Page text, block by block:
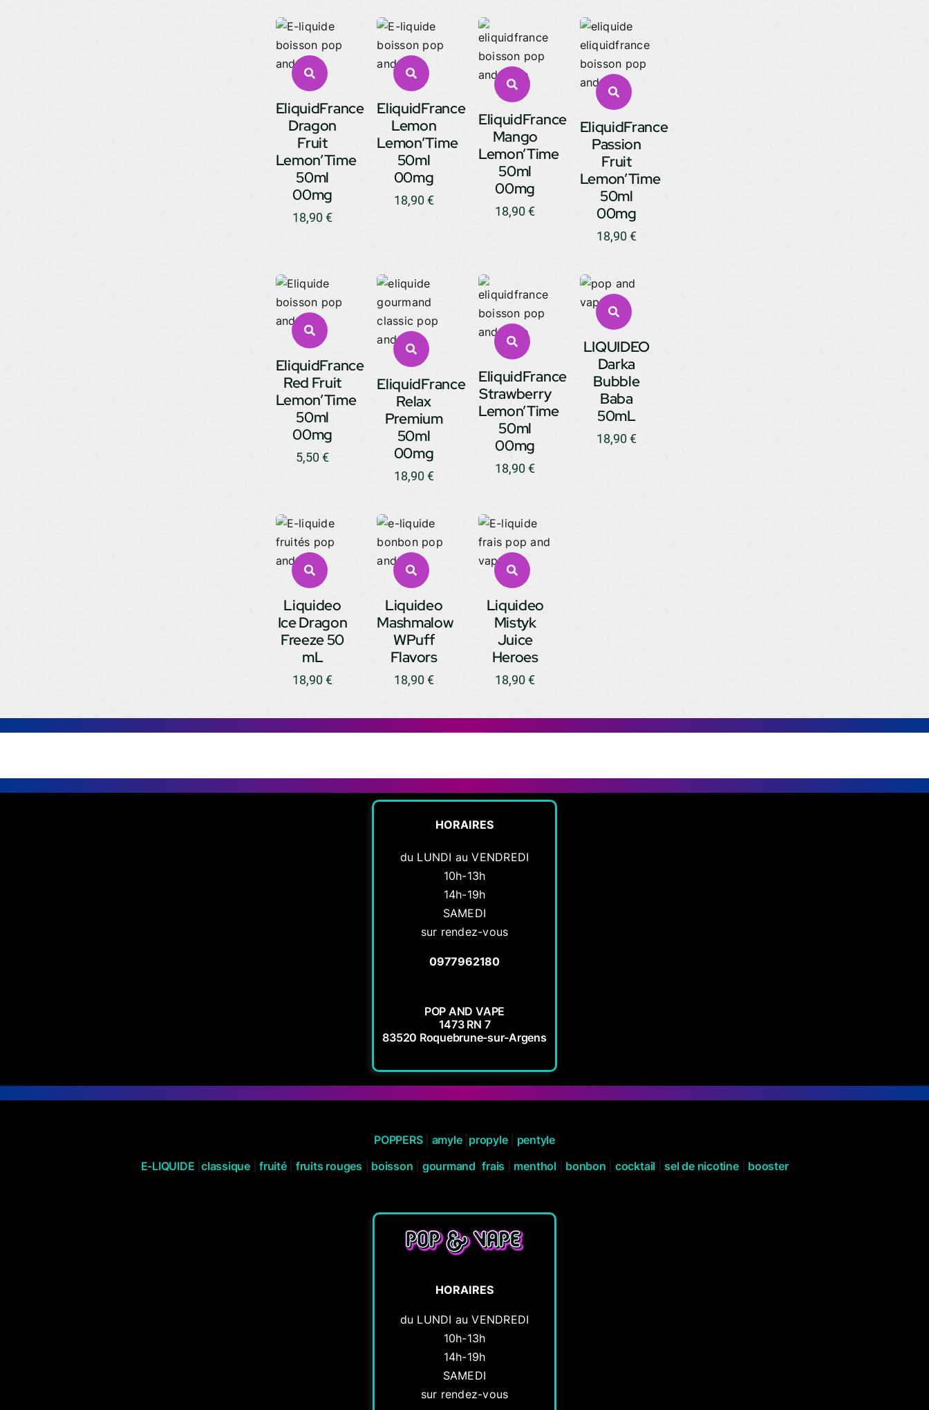
EliquidFrance
Dragon
Fruit
Lemon’Time
50ml
00mg
18,90€
EliquidFrance
Lemon
Lemon’Time
50ml
00mg
18,90 €
EliquidFrance
Mango
Lemon’Time
50ml
00mg
18,90€
EliquidFrance
Passion
Fruit
Lemon’Time
50ml
00mg
18,90 €
EliquidFrance
Red Fruit
Lemon’Time
50ml
00mg
5,50€
EliquidFrance
Relax
Premium
50ml
00mg
18,90 €
EliquidFrance
Strawberry
Lemon’Time
50ml
00mg
18,90€
LIQUIDEO
Darka
Bubble
Baba
50mL
18,90 €
Liquideo
Ice Dragon
Freeze 50
mL
18,90€
Liquideo
Mashmalow
WPuff
Flavors
18,90€
Liquideo
Mistyk
Juice
Heroes
18,90€
016542 016542 016542 016542 016542
HORAIRES
du LUNDI au VENDREDI
10h-13h
14h-19h
SAMEDI
sur rendez-vous
0977962180
POP AND VAPE
1473 RN 7
83520 Roquebrune-sur-Argens
POPPERS| amyle| propyle| pentyle
E-LIQUIDE classique |fruité fruits rouges boisson gourmand |frais menthol bonbon cocktail sel de nicotine| booster
HORAIRES
du LUNDI au VENDREDI
10h-13h
14h-19h
SAMEDI
sur rendez-vous